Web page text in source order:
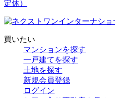
買いたい
マンションを探す
一戸建てを探す
土地を探す
新規会員登録
ログイン